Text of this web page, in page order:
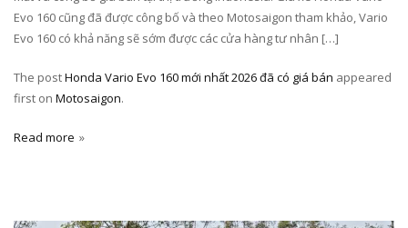
Evo 160 cũng đã được công bố và theo Motosaigon tham khảo, Vario
Evo 160 có khả năng sẽ sớm được các cửa hàng tư nhân […]
The postHonda Vario Evo 160 mới nhất 2026 đã có giá bán appeared
first on Motosaigon.
Read more